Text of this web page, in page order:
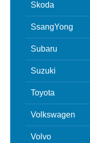
Skoda
SsangYong
Subaru
Suzuki
Toyota
Volkswagen
Volvo